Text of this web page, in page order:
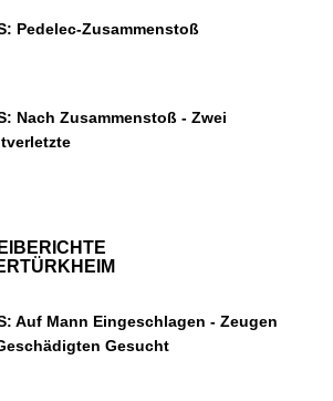
Pedelec-Zusammenstoß
Nach Zusammenstoß - Zwei
Auf Mann Eingeschlagen - Zeugen
Gesucht